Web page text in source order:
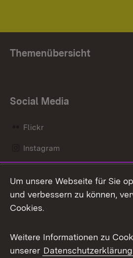
Themenübersicht
Social Media
Flickr
Instagram
Mastodon
Messenger
Social Wall
X / Twitter
Um unsere Webseite für Sie
und verbessern zu können,
Cookies.
Weitere Informationen zu
unserer Datenschutzerklärung